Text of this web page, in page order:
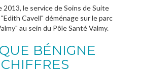
2013, le service de Soins de Suite
Cavell" déménage sur le parc
au sein du Pôle Santé Valmy.
BÉNIGNE